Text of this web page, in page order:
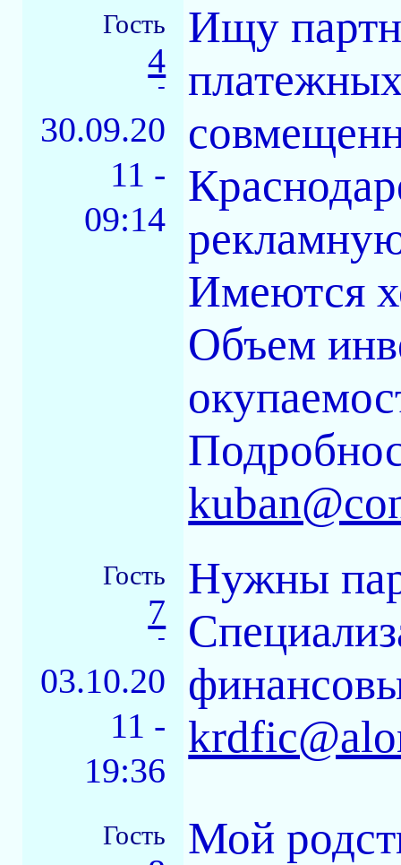
Гость
4
-
30.09.20
11 -
09:14
Ищу
Имеются
Объем
Гость
7
-
03.10.20
11 -
19:36
Нужны
Гость Мой